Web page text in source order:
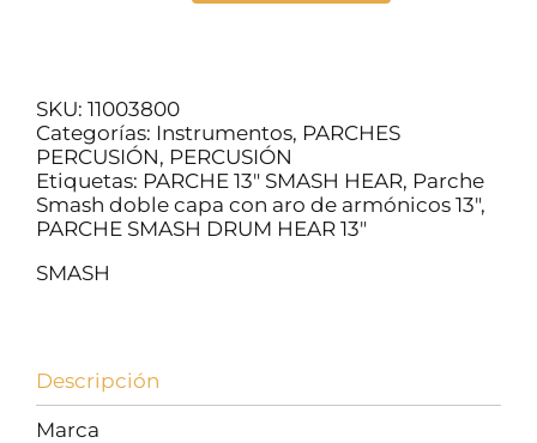
cantidad
SKU: 11003800
Categorías: Instrumentos, PARCHES
PERCUSIÓN, PERCUSIÓN
Etiquetas: PARCHE 13" SMASH HEAR, Parche
Smash doble capa con aro de armónicos 13",
PARCHE SMASH DRUM HEAR 13"
SMASH
Descripción
Marca